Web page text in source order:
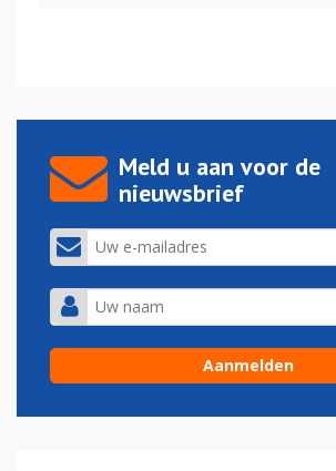
Meld u aan voor de
nieuwsbrief